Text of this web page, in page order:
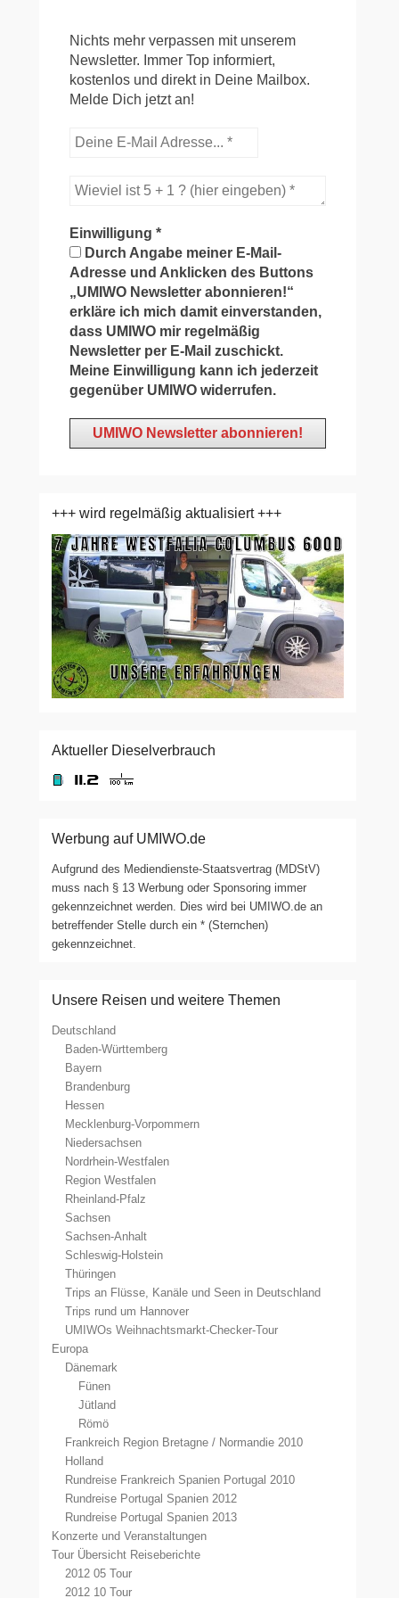
Nichts mehr verpassen mit unserem
Newsletter. Immer Top informiert,
kostenlos und direkt in Deine Mailbox.
Melde Dich jetzt an!
Einwilligung*
Durch Angabe meiner E-Mail-
Adresse und Anklicken des Buttons
„UMIWO Newsletter abonnieren!“
erkläre ich mich damit einverstanden,
dass UMIWO mir regelmäßig
Newsletter per E-Mail zuschickt.
Meine Einwilligung kann ich jederzeit
gegenüber UMIWO widerrufen.
+++ wird regelmäßig aktualisiert +++
Aktueller Dieselverbrauch
Werbung auf UMIWO.de
Aufgrund des Mediendienste-Staatsvertrag (MDStV)
muss nach § 13 Werbung oder Sponsoring immer
gekennzeichnet werden. Dies wird bei UMIWO.de an
betreffender Stelle durch ein * (Sternchen)
gekennzeichnet.
Unsere Reisen und weitere Themen
Deutschland
Baden-Württemberg
Bayern
Brandenburg
Hessen
Mecklenburg-Vorpommern
Niedersachsen
Nordrhein-Westfalen
Region Westfalen
Rheinland-Pfalz
Sachsen
Sachsen-Anhalt
Schleswig-Holstein
Thüringen
Trips an Flüsse, Kanäle und Seen in Deutschland
Trips rund um Hannover
UMIWOs Weihnachtsmarkt-Checker-Tour
Europa
Dänemark
Fünen
Jütland
Römö
Frankreich Region Bretagne / Normandie 2010
Holland
Rundreise Frankreich Spanien Portugal 2010
Rundreise Portugal Spanien 2012
Rundreise Portugal Spanien 2013
Konzerte und Veranstaltungen
Tour Übersicht Reiseberichte
2012 05 Tour
2012 10 Tour